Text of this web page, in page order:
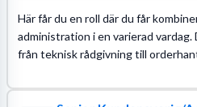
Här får du en roll där du får
administration i en varierad vardag.
från teknisk rådgivning till